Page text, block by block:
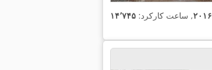
۲۰۱۶, ساعت کارکرد: